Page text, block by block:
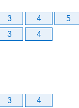
3 4 5
3 4
3 4